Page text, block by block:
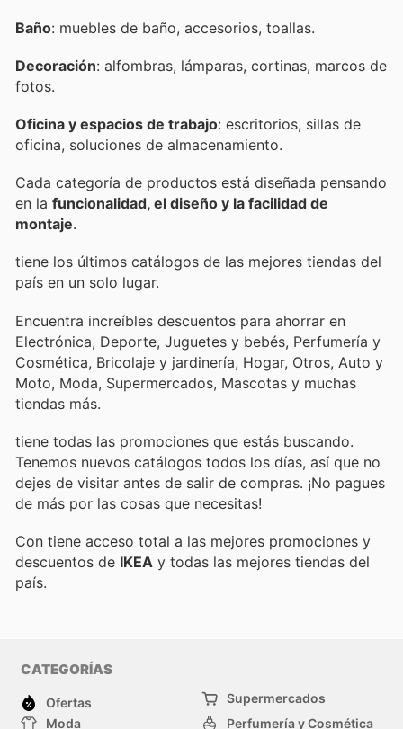
Baño: muebles de baño, accesorios, toallas.
Decoración: alfombras, lámparas, cortinas, marcos de
fotos.
Oficina y espacios de trabajo: escritorios, sillas de
oficina, soluciones de almacenamiento.
Cada categoría de productos está diseñada pensando
en la funcionalidad, el diseño y la facilidad de
montaje.
tiene los últimos catálogos de las mejores tiendas del
país en un solo lugar.
Encuentra increíbles descuentos para ahorrar en
Electrónica, Deporte, Juguetes y bebés, Perfumería y
Cosmética, Bricolaje y jardinería, Hogar, Otros, Auto y
Moto, Moda, Supermercados, Mascotas y muchas
tiendas más.
tiene todas las promociones que estás buscando.
Tenemos nuevos catálogos todos los días, así que no
dejes de visitar antes de salir de compras. ¡No pagues
de más por las cosas que necesitas!
Con tiene acceso total a las mejores promociones y
descuentos de IKEA y todas las mejores tiendas del
país.
CATEGORÍAS
Ofertas
Supermercados
Moda
Perfumería y Cosmética